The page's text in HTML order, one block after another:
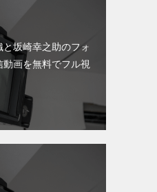
坂崎幸之助のフォ
画を無料でフル視